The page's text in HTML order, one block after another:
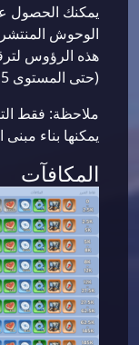
يمكنك الحصول
الوحوش
(حتى المستوى 5 كحد أقصى).
يمكنها بناء
المكافآت